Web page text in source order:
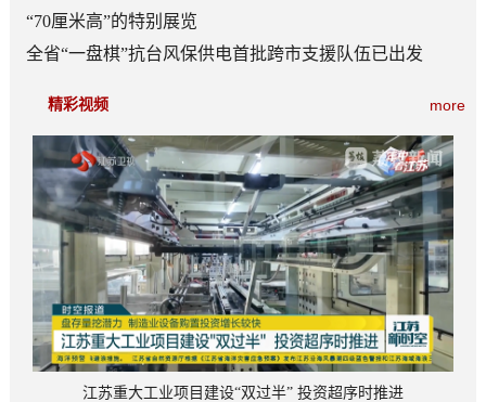
“70厘米高”的特别展览
全省“一盘棋”抗台风保供电首批跨市支援队伍已出发
more
精彩视频
江苏重大工业项目建设“双过半” 投资超序时推进